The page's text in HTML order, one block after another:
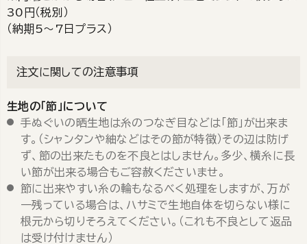
30円（税別）
（納期5～7日プラス）
注文に関しての注意事項
生地の「節」について
手ぬぐいの晒生地は糸のつなぎ目などは「節」が出来ま
す。（シャンタンや紬などはその節が特徴）その辺は防げ
ず、節の出来たものを不良とはしません。多少、横糸に長
い節が出来る場合もご容赦くださいませ。
節に出来やすい糸の輪もなるべく処理をしますが、万が
一残っている場合は、ハサミで生地自体を切らない様に
根元から切りそろえてください。（これも不良として返品
は受け付けません）